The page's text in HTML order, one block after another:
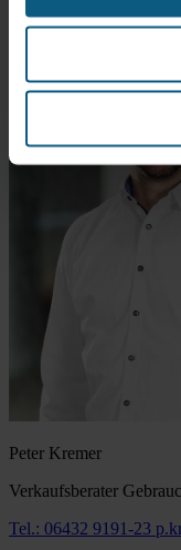
Peter Kremer
Verkaufsberater
Tel.: 06432 9191-23